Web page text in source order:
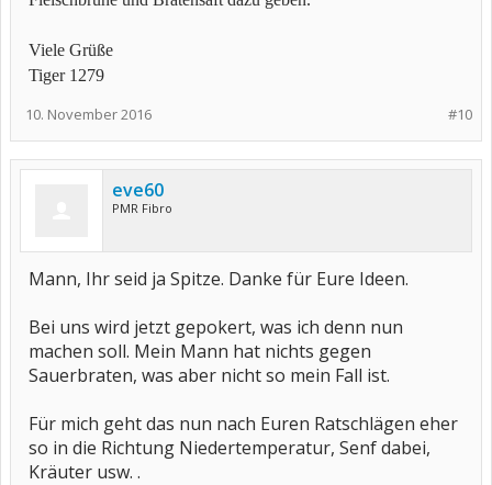
Viele Grüße
Tiger 1279
#10
10. November 2016
eve60
PMR Fibro
Mann, Ihr seid ja Spitze. Danke für Eure Ideen.
Bei uns wird jetzt gepokert, was ich denn nun
machen soll. Mein Mann hat nichts gegen
Sauerbraten, was aber nicht so mein Fall ist.
Für mich geht das nun nach Euren Ratschlägen eher
so in die Richtung Niedertemperatur, Senf dabei,
Kräuter usw. .